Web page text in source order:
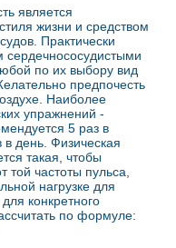
является
жизни и средством
Практически
по их выбору вид
предпочесть
Наиболее
упражнений -
5 раз в
день. Физическая
такая, чтобы
той частоты пульса,
нагрузке для
конкретного
по формуле: